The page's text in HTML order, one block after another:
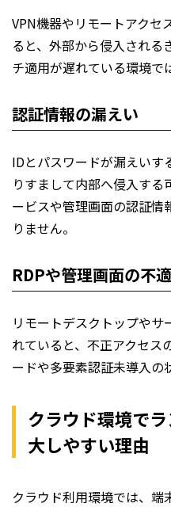
VPN機器やリモートアクセ
ると、外部から侵入される
チ適用が遅れている環境で
認証情報の漏えい
IDとパスワードが漏えいす
りすまして内部へ侵入す
ービスや管理画面の認証情
りません。
RDPや管理画面の不
リモートデスクトップや
れていると、不正アクセス
ードや多要素認証未導入の
クラウド環境で
大しやすい理由
クラウド利用環境では、端